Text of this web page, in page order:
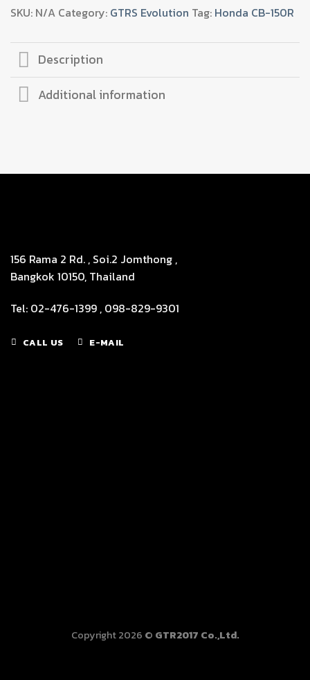
quantity
SKU: N/A Category: GTRS Evolution Tag: Honda CB-150R
Description
Additional information
156 Rama 2 Rd. , Soi.2 Jomthong ,
Bangkok 10150, Thailand
Tel: 02-476-1399 , 098-829-9301
CALL US E-MAIL
Copyright 2026 © GTR2017 Co.,Ltd.